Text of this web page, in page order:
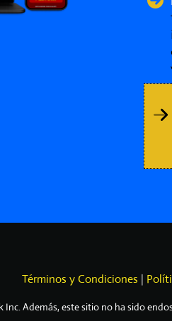
Términos y Condiciones |
Además, este sitio no ha sido